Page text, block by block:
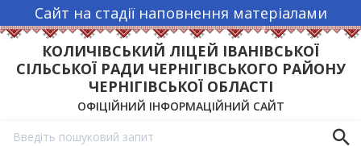
Сайт на стадії наповнення матеріалами
КОЛИЧІВСЬКИЙ ЛІЦЕЙ ІВАНІВСЬКОЇ
СІЛЬСЬКОЇ РАДИ ЧЕРНІГІВСЬКОГО РАЙОНУ
ЧЕРНІГІВСЬКОЇ ОБЛАСТІ
ОФІЦІЙНИЙ ІНФОРМАЦІЙНИЙ САЙТ